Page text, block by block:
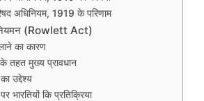
अधिनियम, 1919 के परिणाम
(Rowlett Act)
का कारण
तहत मुख्य प्रावधान
उद्देश्य
भारतियों कि प्रतिक्रिया